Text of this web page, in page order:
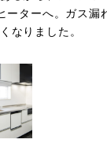
ーターへ。ガス漏
なりました。